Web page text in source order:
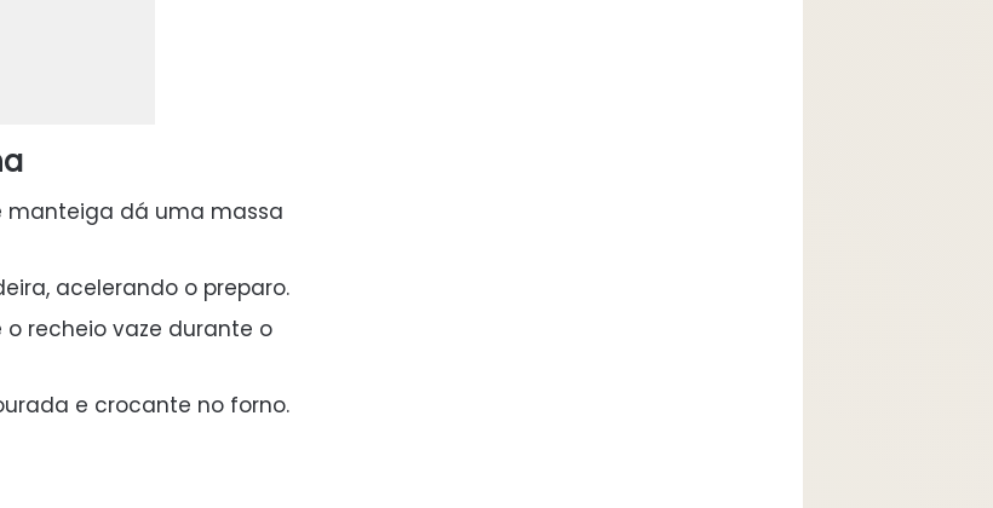
manteiga dá uma massa
acelerando o preparo.
recheio vaze durante o
e crocante no forno.